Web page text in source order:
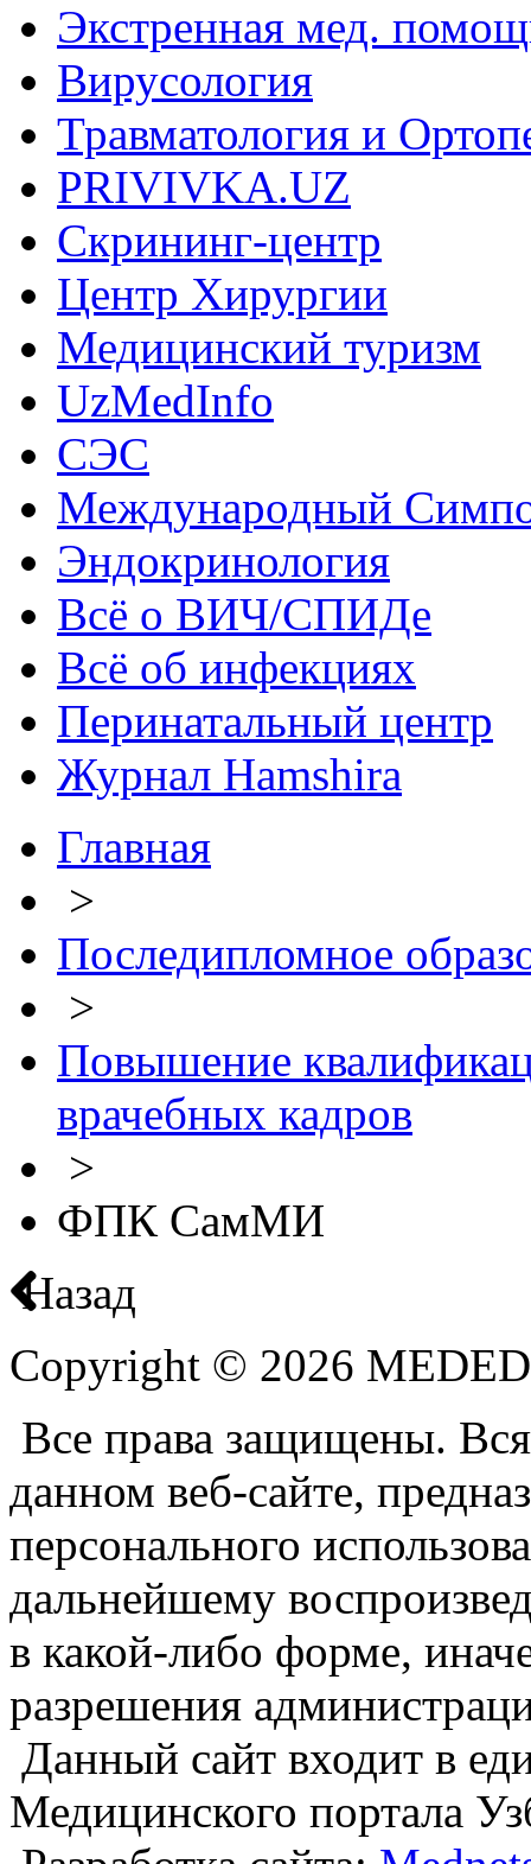
Экстренная мед.
Вирусология
Травматология и
PRIVIVKA.UZ
Скрининг-центр
Центр Хирургии
Медицинский туризм
UzMedInfo
СЭС
Международный
Эндокринология
Всё о ВИЧ/СПИДе
Всё об инфекциях
Перинатальный центр
Журнал Hamshira
Главная
>
Последипломное
>
Повышение
врачебных кадров
>
ФПК СамМИ
Назад
Copyright © 2026
Все права защищены.
данном веб-сайте,
персонального
дальнейшему
в какой-либо форме,
разрешения
Данный сайт входит в
Медицинского портала